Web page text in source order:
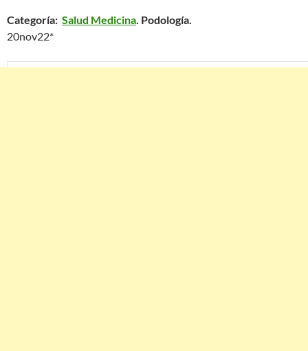
Categoría: Salud Medicina . Podología.
20nov22*